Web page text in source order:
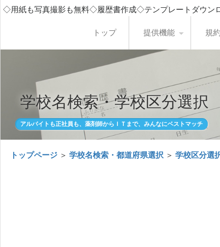
◇用紙も写真撮影も無料◇履歴書作成◇テンプレートダウ
トップ 提供機能 規
学校名検索・学校区分選択
アルバイトも正社員も、薬剤師からＩＴまで、みんなにベストマッチ
トップページ ＞ 学校名検索・都道府県選択 ＞ 学校区分選